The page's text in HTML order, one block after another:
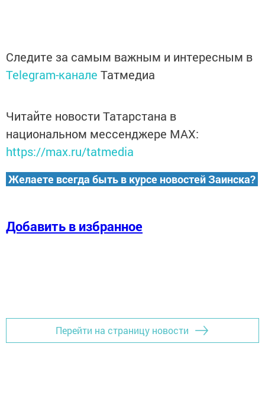
Следите за самым важным и интересным в
Telegram-канале Татмедиа
Читайте новости Татарстана в
национальном мессенджере MАХ:
https://max.ru/tatmedia
Желаете всегда быть в курсе новостей Заинска?
Добавить в избранное
Перейти на страницу новости